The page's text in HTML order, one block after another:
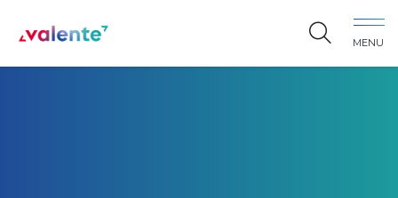
MENU